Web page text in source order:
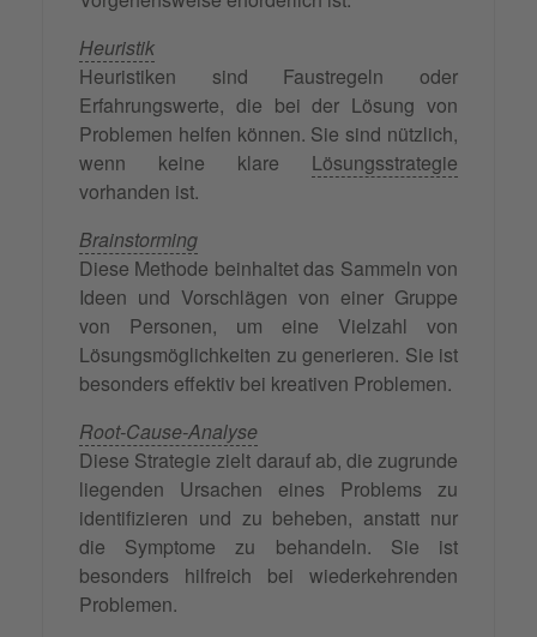
Heuristik
Heuristiken sind Faustregeln oder
Erfahrungswerte, die bei der Lösung von
Problemen helfen können. Sie sind nützlich,
wenn keine klare Lösungsstrategie
vorhanden ist.
Brainstorming
Diese Methode beinhaltet das Sammeln von
Ideen und Vorschlägen von einer Gruppe
von Personen, um eine Vielzahl von
Lösungsmöglichkeiten zu generieren. Sie ist
besonders effektiv bei kreativen Problemen.
Root-Cause-Analyse
Diese Strategie zielt darauf ab, die zugrunde
liegenden Ursachen eines Problems zu
identifizieren und zu beheben, anstatt nur
die Symptome zu behandeln. Sie ist
besonders hilfreich bei wiederkehrenden
Problemen.